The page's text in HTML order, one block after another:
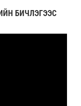
БИЧЛЭГЭЭС